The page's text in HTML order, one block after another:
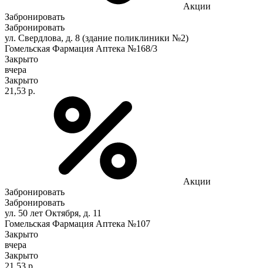
Акции
Забронировать
Забронировать
ул. Свердлова, д. 8 (здание поликлиники №2)
Гомельская Фармация Аптека №168/3
Закрыто
вчера
Закрыто
21,53 р.
Акции
Забронировать
Забронировать
ул. 50 лет Октября, д. 11
Гомельская Фармация Аптека №107
Закрыто
вчера
Закрыто
21,53 р.